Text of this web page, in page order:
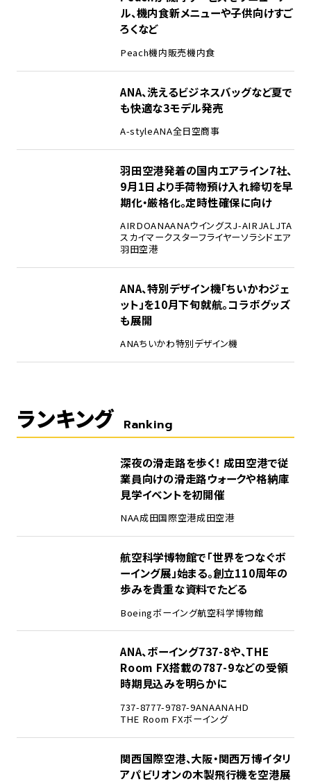
ル、機内食新メニューや子供向けすご
ろくなど
Peach機内販売機内食
ANA、洗えるビジネスバッグなど夏で
も快適な3モデル発売
A-styleANA全日空商事
羽田空港発着の国内エアライン7社、
9月1日より手荷物預け入れ締切を早
期化・厳格化。定時性確保に向け
AIRDOANAANAウイングスJ-AIRJALJTA
スカイマークスターフライヤーソラシドエア
羽田空港
ANA、特別デザイン機「ちいかわジェ
ット」を10月下旬就航。コラボグッズ
も展開
ANAちいかわ特別デザイン機
ランキング Ranking
深夜の滑走路を歩く！ 成田空港で従
業員向けの滑走路ウォークや格納庫
見学イベントを初開催
NAA成田国際空港成田空港
航空科学博物館で「世界をつなぐボ
ーイング展」始まる。創立110周年の
歩みを貴重な資料でたどる
Boeingボーイング航空科学博物館
ANA、ボーイング737-8や、THE
Room FX搭載の787-9などの受領
時期見込みを明らかに
737-8777-9787-9ANAANAHD
THE Room FXボーイング
関西国際空港、大阪・関西万博イタリ
アパビリオンの木製飛行機を空港展